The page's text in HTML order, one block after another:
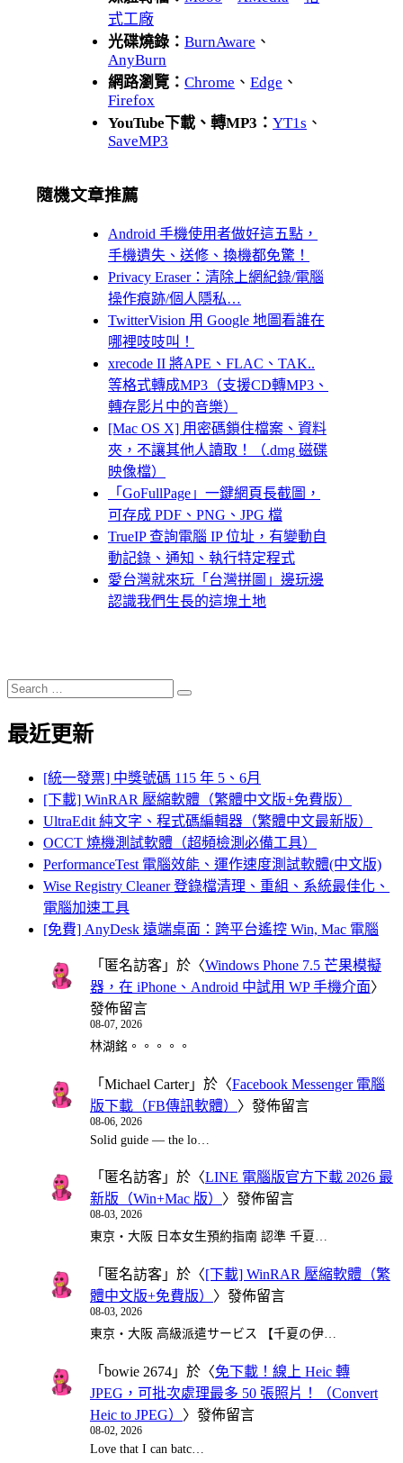
式工廠
光碟燒錄： BurnAware 、
AnyBurn
網路瀏覽： Chrome 、 Edge 、
Firefox
YouTube下載、轉MP3： YT1s 、
SaveMP3
隨機文章推薦
Android 手機使用者做好這五點，
手機遺失、送修、換機都免驚！
Privacy Eraser：清除上網紀錄/電腦
操作痕跡/個人隱私…
TwitterVision 用 Google 地圖看誰在
哪裡吱吱叫！
xrecode II 將APE、FLAC、TAK..
等格式轉成MP3（支援CD轉MP3、
轉存影片中的音樂）
[Mac OS X] 用密碼鎖住檔案、資料
夾，不讓其他人讀取！（.dmg 磁碟
映像檔）
「GoFullPage」一鍵網頁長截圖，
可存成 PDF、PNG、JPG 檔
TrueIP 查詢電腦 IP 位址，有變動自
動記錄、通知、執行特定程式
愛台灣就來玩「台灣拼圖」邊玩邊
認識我們生長的這塊土地
Search
for:
Search
最近更新
[統一發票] 中獎號碼 115 年 5、6月
[下載] WinRAR 壓縮軟體（繁體中文版+免費版）
UltraEdit 純文字、程式碼編輯器（繁體中文最新版）
OCCT 燒機測試軟體（超頻檢測必備工具）
PerformanceTest 電腦效能、運作速度測試軟體(中文版)
Wise Registry Cleaner 登錄檔清理、重組、系統最佳化、
電腦加速工具
[免費] AnyDesk 遠端桌面：跨平台遙控 Win, Mac 電腦
「 匿名訪客 」於〈Windows Phone 7.5 芒果模擬
器，在 iPhone、Android 中試用 WP 手機介面〉
發佈留言
08-07, 2026
林湖銘。。。。。
「 Michael Carter」於〈Facebook Messenger 電腦
版下載（FB傳訊軟體） 〉發佈留言
08-06, 2026
Solid guide — the lo…
「 匿名訪客 」於〈LINE 電腦版官方下載 2026 最
新版（Win+Mac 版） 〉發佈留言
08-03, 2026
東京・大阪 日本女生預約指南 認準 千夏…
「 匿名訪客 」於〈[下載] WinRAR 壓縮軟體（繁
體中文版+免費版） 〉發佈留言
08-03, 2026
東京・大阪 高級派遣サービス 【千夏の伊…
「 bowie 2674 」於〈免下載！線上 Heic 轉
JPEG，可批次處理最多 50 張照片！（Convert
Heic to JPEG） 〉發佈留言
08-02, 2026
Love that I can batc…